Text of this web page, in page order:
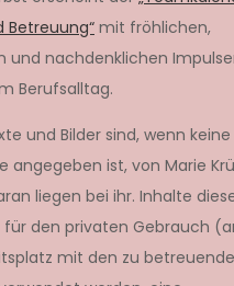
Betreuung“ mit fröhlichen,
und nachdenklichen
Berufsalltag.
und Bilder sind, wenn keine
angegeben ist, von Marie
liegen bei ihr. Inhalte
den privaten Gebrauch
mit den zu